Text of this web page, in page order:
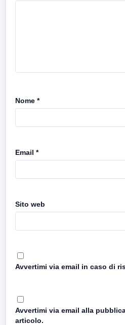
Nome *
Email *
Sito web
Avvertimi via email in caso di
Avvertimi via email alla
articolo.